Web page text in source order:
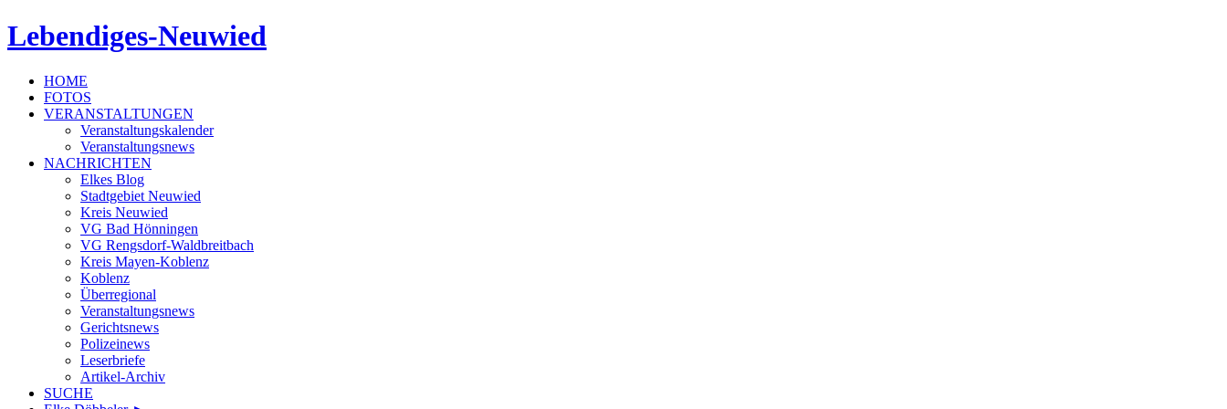
Lebendiges-Neuwied
HOME
FOTOS
VERANSTALTUNGEN
Veranstaltungskalender
Veranstaltungsnews
NACHRICHTEN
Elkes Blog
Stadtgebiet Neuwied
Kreis Neuwied
VG Bad Hönningen
VG Rengsdorf-Waldbreitbach
Kreis Mayen-Koblenz
Koblenz
Überregional
Veranstaltungsnews
Gerichtsnews
Polizeinews
Leserbriefe
Artikel-Archiv
SUCHE